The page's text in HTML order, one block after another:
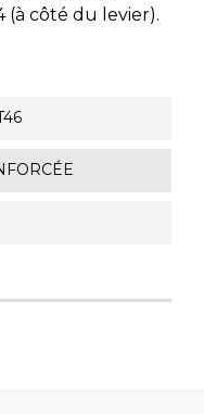
(à côté du levier).